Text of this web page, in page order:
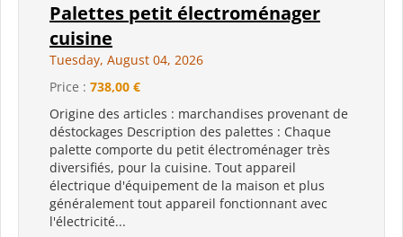
Palettes petit électroménager
cuisine
Tuesday, August 04, 2026
Price : 738,00 €
Origine des articles : marchandises provenant de
déstockages Description des palettes : Chaque
palette comporte du petit électroménager très
diversifiés, pour la cuisine. Tout appareil
électrique d'équipement de la maison et plus
généralement tout appareil fonctionnant avec
l'électricité...